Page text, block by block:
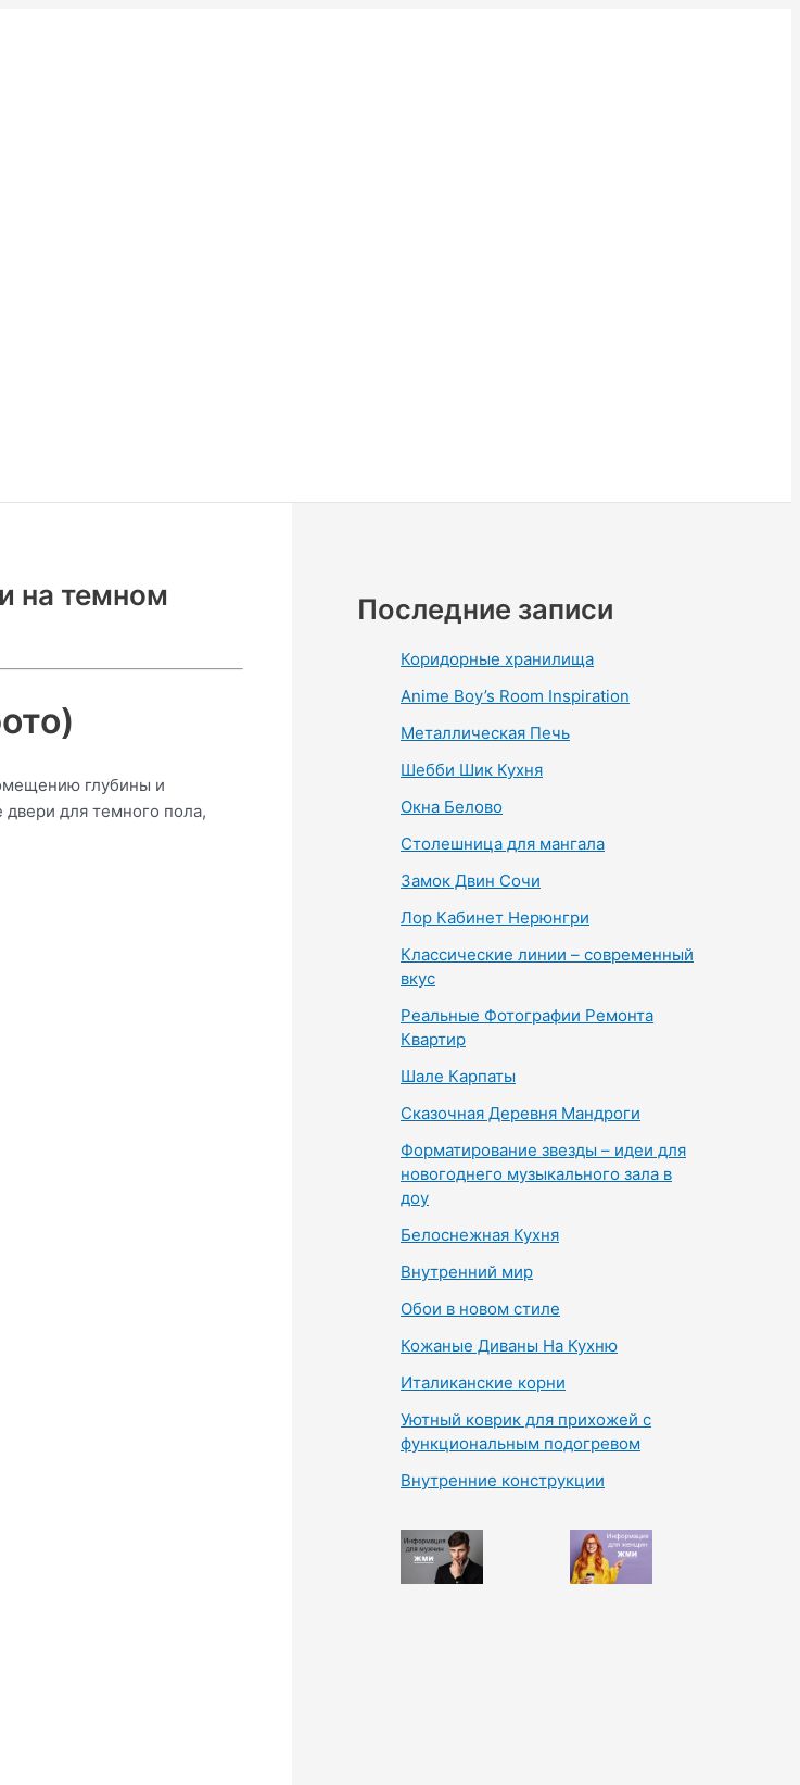
на темном
глубины и
двери для темного пола,
Последние записи
Коридорные хранилища
Anime Boy’s Room Inspiration
Металлическая Печь
Шебби Шик Кухня
Окна Белово
Столешница для мангала
Замок Двин Сочи
Лор Кабинет Нерюнгри
Классические линии – современный
вкус
Реальные Фотографии Ремонта
Квартир
Шале Карпаты
Сказочная Деревня Мандроги
Форматирование звезды – идеи для
новогоднего музыкального зала в
доу
Белоснежная Кухня
Внутренний мир
Обои в новом стиле
Кожаные Диваны На Кухню
Италиканские корни
Уютный коврик для прихожей с
функциональным подогревом
Внутренние конструкции